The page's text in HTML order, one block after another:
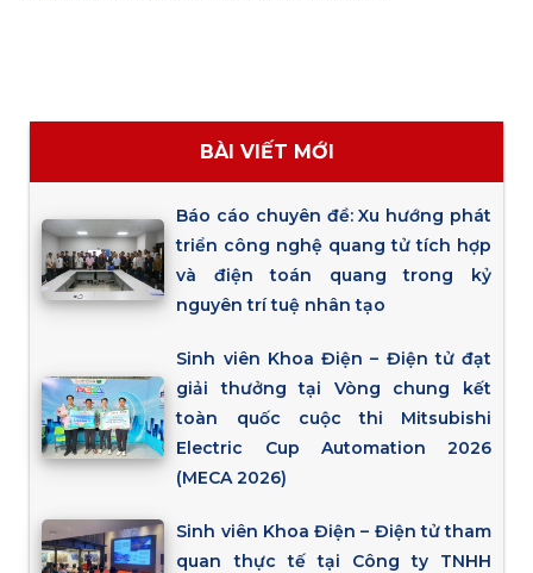
BÀI VIẾT MỚI
Báo cáo chuyên đề: Xu hướng phát
triển công nghệ quang tử tích hợp
và điện toán quang trong kỷ
nguyên trí tuệ nhân tạo
Sinh viên Khoa Điện – Điện tử đạt
giải thưởng tại Vòng chung kết
toàn quốc cuộc thi Mitsubishi
Electric Cup Automation 2026
(MECA 2026)
Sinh viên Khoa Điện – Điện tử tham
quan thực tế tại Công ty TNHH